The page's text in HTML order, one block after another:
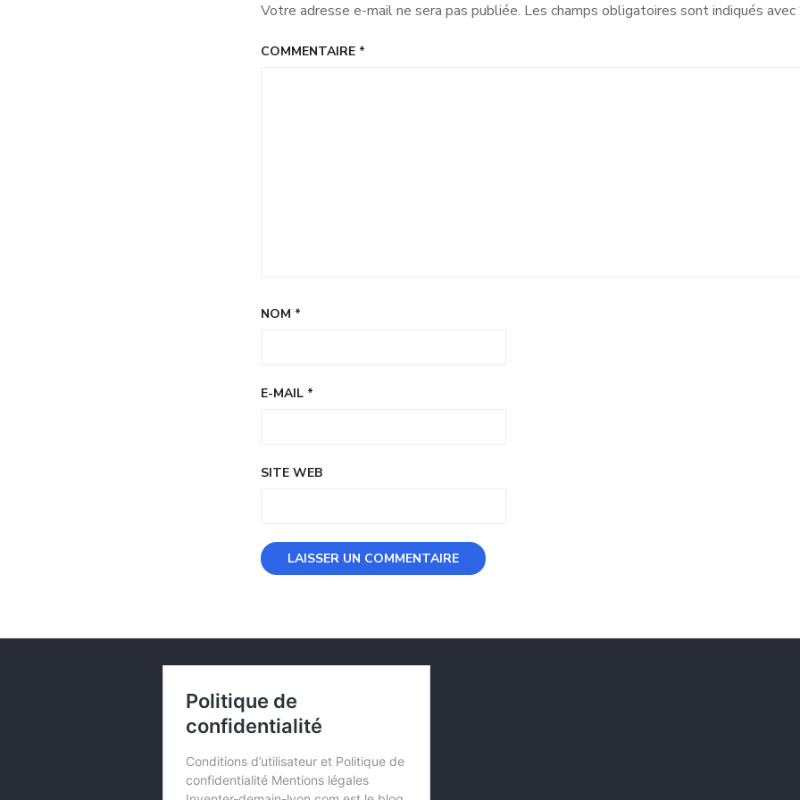
Votre adresse e-mail ne sera pas publiée. Les champs obligatoires sont indiqués avec
COMMENTAIRE *
NOM *
E-MAIL *
SITE WEB